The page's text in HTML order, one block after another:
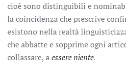
cioè sono distinguibili e
la coincidenza che prescrive
esistono nella realtà
che abbatte e sopprime ogni
collassare, aessere niente.